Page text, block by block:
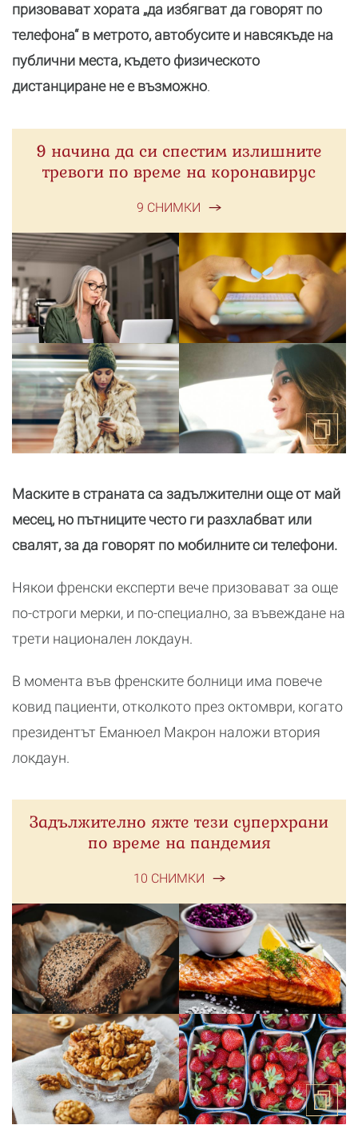
призовават хората „да избягват да говорят по
телефона“ в метрото, автобусите и навсякъде на
публични места, където физическото
дистанциране не е възможно.
9 начина да си спестим излишните
тревоги по време на коронавирус
9 СНИМКИ
Маските в страната са задължителни още от май
месец, но пътниците често ги разхлабват или
свалят, за да говорят по мобилните си телефони.
Някои френски експерти вече призовават за още
по-строги мерки, и по-специално, за въвеждане на
трети национален локдаун.
В момента във френските болници има повече
ковид пациенти, отколкото през октомври, когато
президентът Еманюел Макрон наложи втория
локдаун.
Задължително яжте тези суперхрани
по време на пандемия
10 СНИМКИ